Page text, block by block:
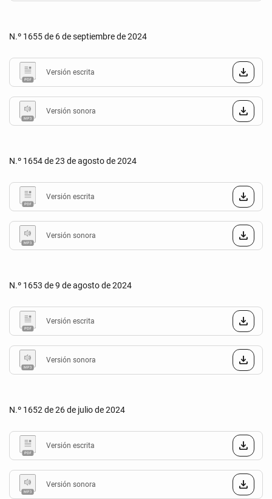
N.º 1655 de 6 de septiembre de 2024
Versión escrita
Versión sonora
N.º 1654 de 23 de agosto de 2024
Versión escrita
Versión sonora
N.º 1653 de 9 de agosto de 2024
Versión escrita
Versión sonora
N.º 1652 de 26 de julio de 2024
Versión escrita
Versión sonora